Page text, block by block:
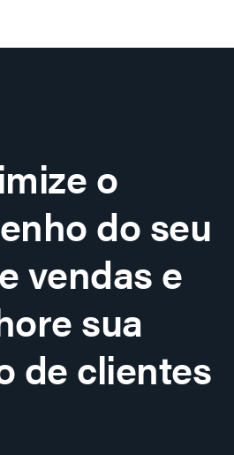
o
do seu
vendas e
sua
de clientes